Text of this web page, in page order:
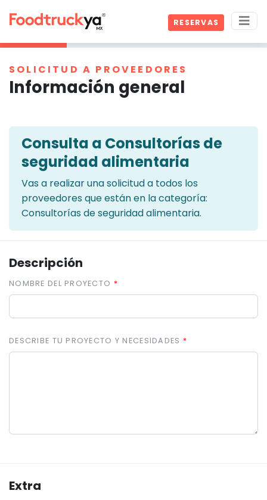
RESERVAS
SOLICITUD A PROVEEDORES
Información general
Consulta a Consultorías de
seguridad alimentaria
Vas a realizar una solicitud a todos los
proveedores que están en la categoría:
Consultorías de seguridad alimentaria.
Descripción
NOMBRE DEL PROYECTO
DESCRIBE TU PROYECTO Y NECESIDADES
Extra